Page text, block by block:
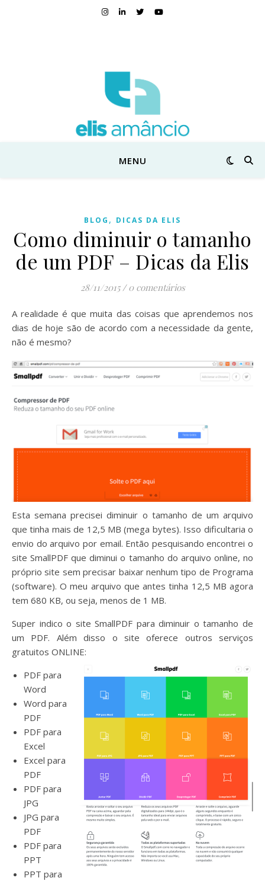
MENU
BLOG , DICAS DA ELIS
Como diminuir o tamanho
de um PDF – Dicas da Elis
28/11/2015 / 0 comentários
A realidade é que muita das coisas que aprendemos nos
dias de hoje são de acordo com a necessidade da gente,
não é mesmo?
Esta semana precisei diminuir o tamanho de um arquivo
que tinha mais de 12,5 MB (mega bytes). Isso dificultaria o
envio do arquivo por email. Então pesquisando encontrei o
site SmallPDF que diminui o tamanho do arquivo online, no
próprio site sem precisar baixar nenhum tipo de Programa
(software). O meu arquivo que antes tinha 12,5 MB agora
tem 680 KB, ou seja, menos de 1 MB.
Super indico o site SmallPDF para diminuir o tamanho de
um PDF. Além disso o site oferece outros serviços
gratuitos ONLINE:
PDF para
Word
Word para
PDF
PDF para
Excel
Excel para
PDF
PDF para
JPG
JPG para
PDF
PDF para
PPT
PPT para